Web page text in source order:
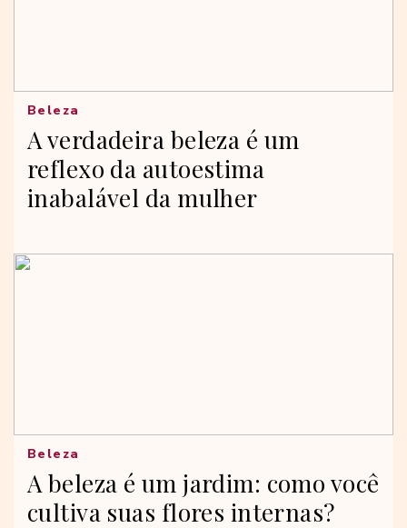
A verdadeira beleza é um
reflexo da autoestima
inabalável da mulher
Beleza
A beleza é um jardim: como você
cultiva suas flores internas?
Beleza